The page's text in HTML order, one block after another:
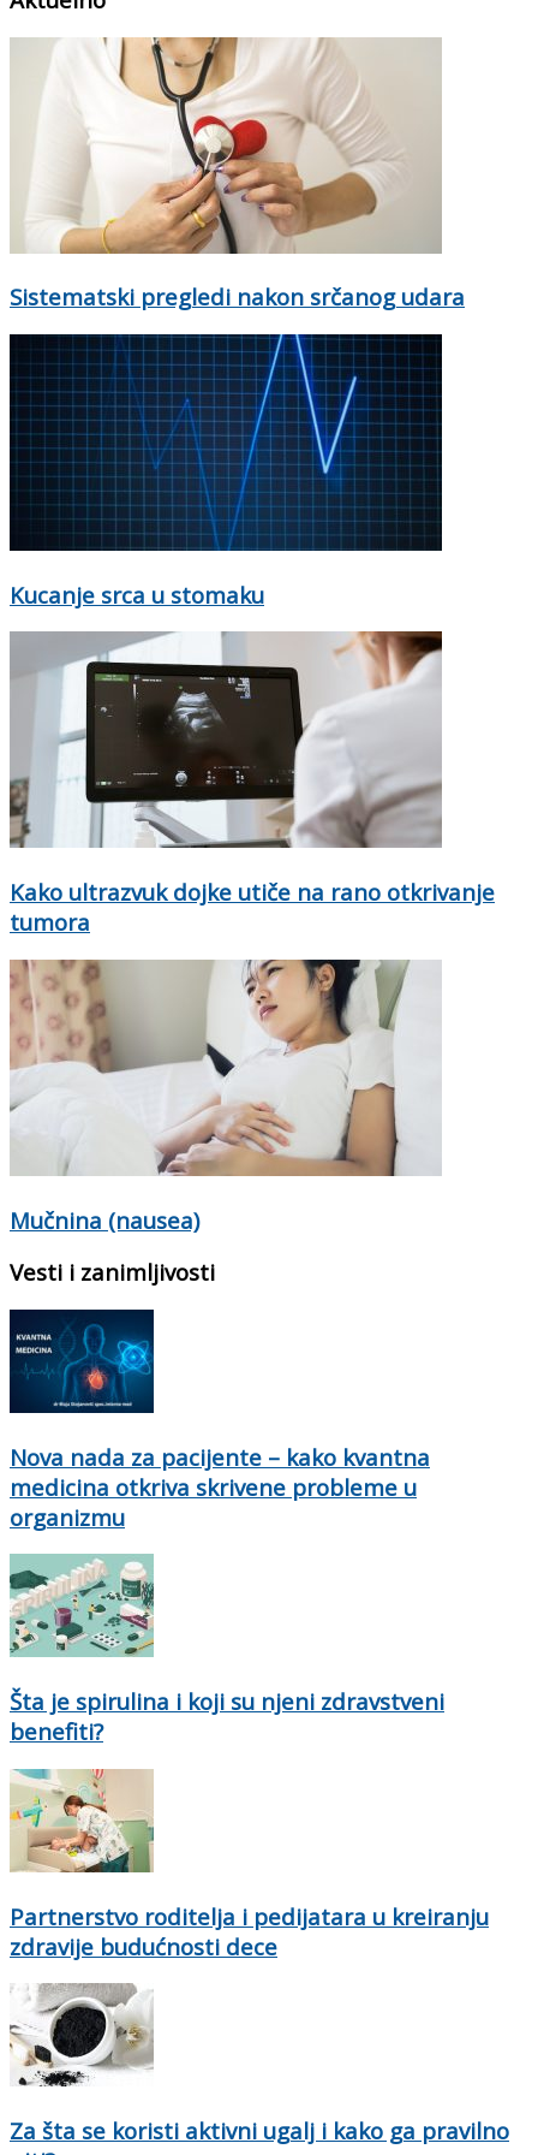
Sistematski pregledi nakon srčanog udara
Kucanje srca u stomaku
Kako ultrazvuk dojke utiče na rano otkrivanje
tumora
Mučnina (nausea)
Vesti i zanimljivosti
Nova nada za pacijente – kako kvantna
medicina otkriva skrivene probleme u
organizmu
Šta je spirulina i koji su njeni zdravstveni
benefiti?
Partnerstvo roditelja i pedijatara u kreiranju
zdravije budućnosti dece
Za šta se koristi aktivni ugalj i kako ga pravilno